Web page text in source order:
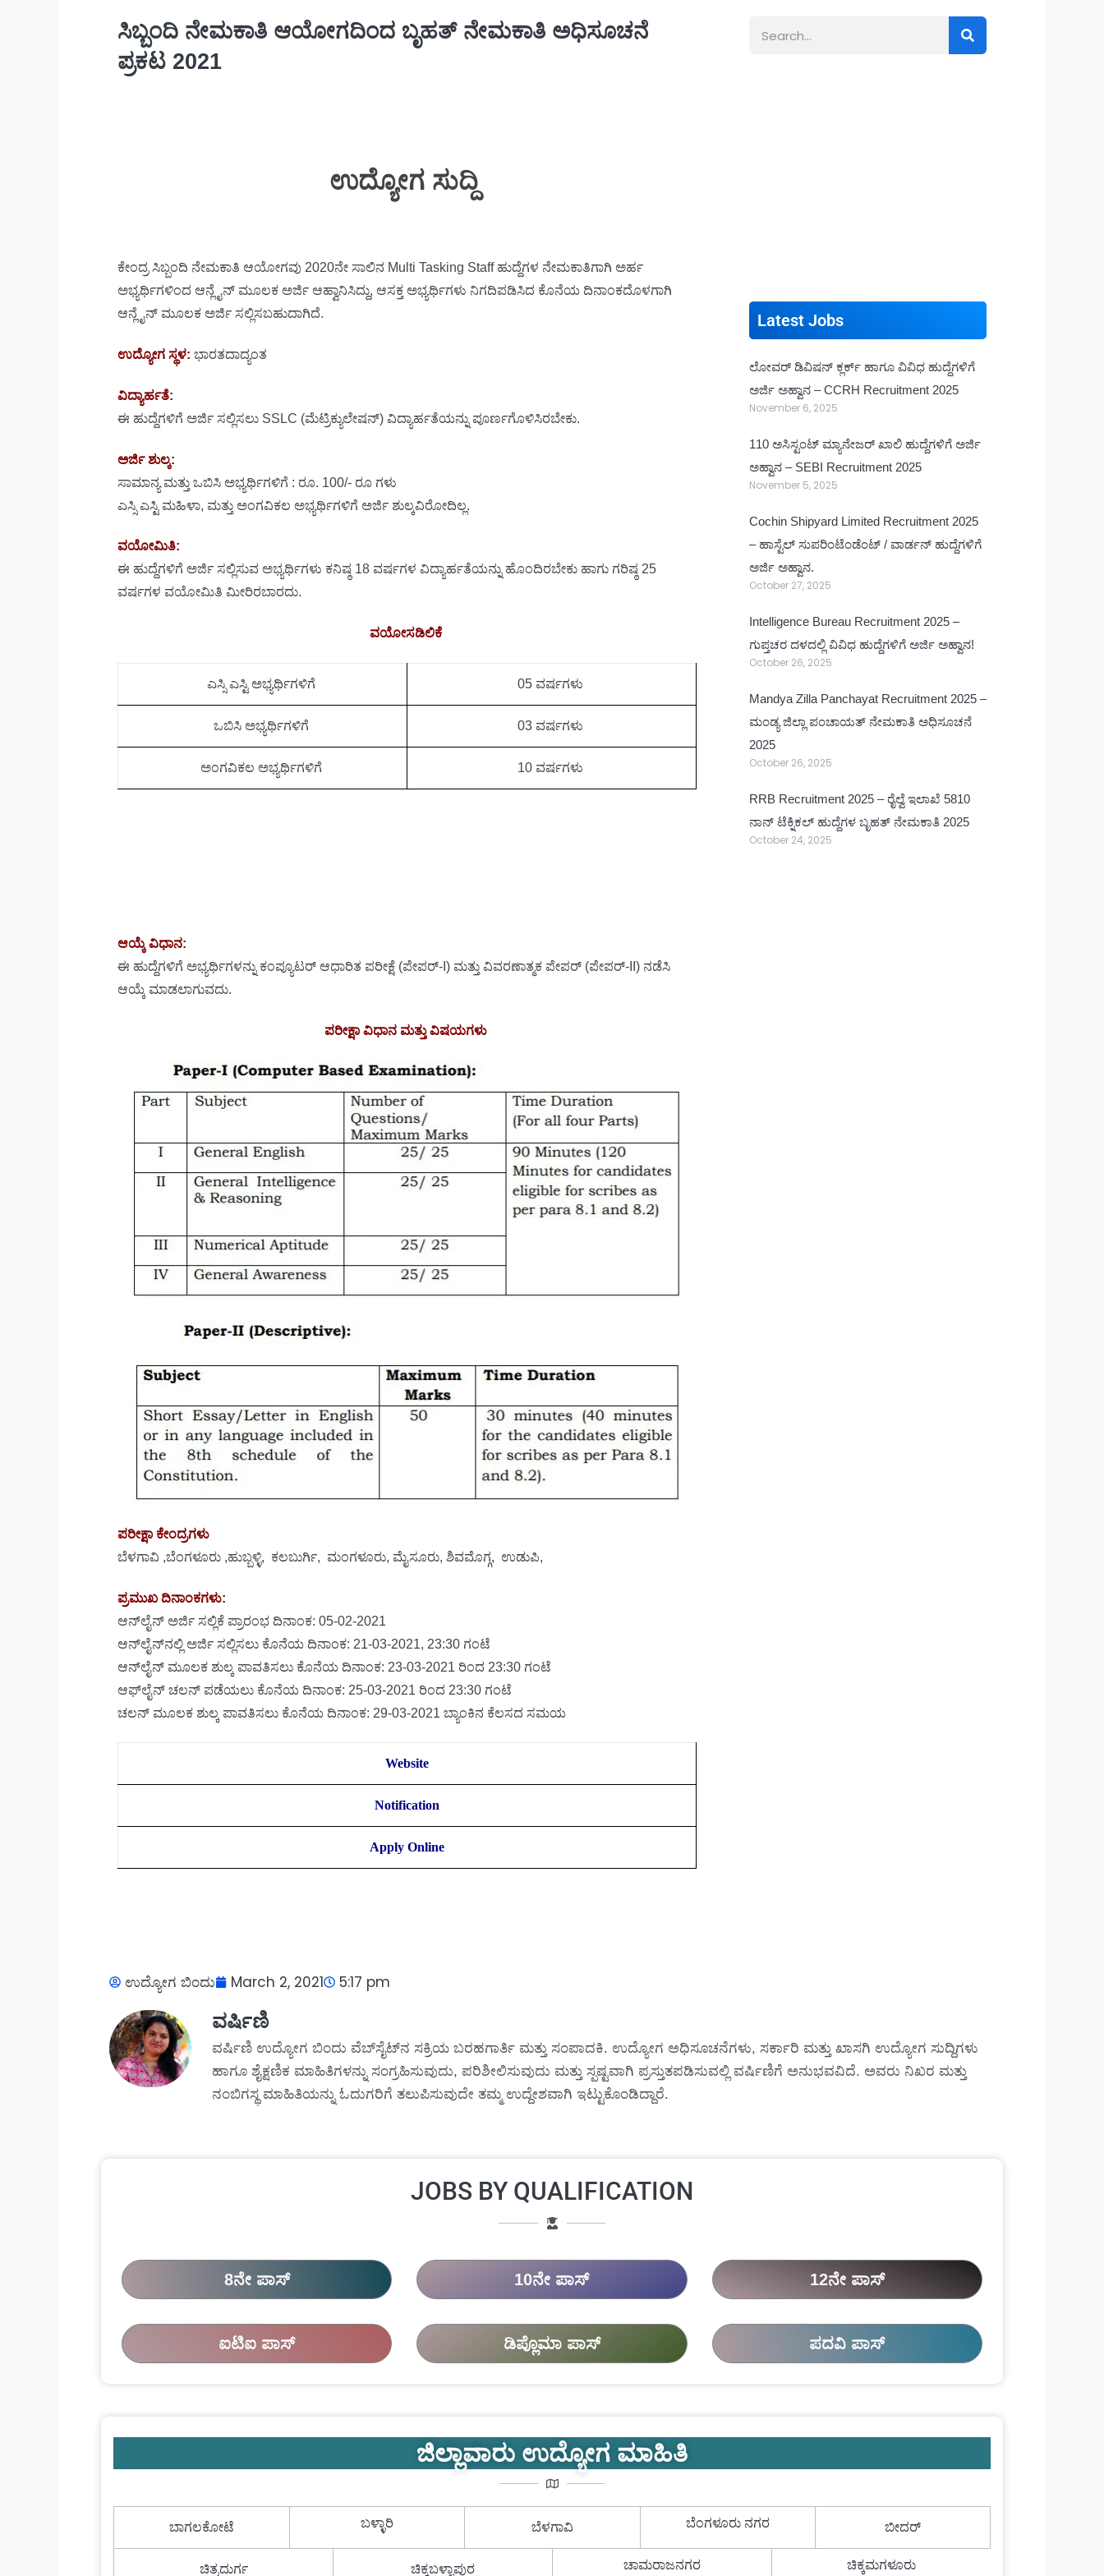
ಸಿಬ್ಬಂದಿ ನೇಮಕಾತಿ ಆಯೋಗದಿಂದ ಬೃಹತ್ ನೇಮಕಾತಿ ಅಧಿಸೂಚನೆ
ಪ್ರಕಟ 2021
ಉದ್ಯೋಗ ಸುದ್ದಿ
ಕೇಂದ್ರ ಸಿಬ್ಬಂದಿ ನೇಮಕಾತಿ ಆಯೋಗವು 2020ನೇ ಸಾಲಿನ Multi Tasking Staff ಹುದ್ದೆಗಳ ನೇಮಕಾತಿಗಾಗಿ ಅರ್ಹ
ಅಭ್ಯರ್ಥಿಗಳಿಂದ ಆನ್ಲೈನ್ ಮೂಲಕ ಅರ್ಜಿ ಆಹ್ವಾನಿಸಿದ್ದು, ಆಸಕ್ತ ಅಭ್ಯರ್ಥಿಗಳು ನಿಗದಿಪಡಿಸಿದ ಕೊನೆಯ ದಿನಾಂಕದೊಳಗಾಗಿ
ಆನ್ಲೈನ್ ಮೂಲಕ ಅರ್ಜಿ ಸಲ್ಲಿಸಬಹುದಾಗಿದೆ.
ಉದ್ಯೋಗ ಸ್ಥಳ: ಭಾರತದಾದ್ಯಂತ
ವಿದ್ಯಾರ್ಹತೆ:
ಈ ಹುದ್ದೆಗಳಿಗೆ ಅರ್ಜಿ ಸಲ್ಲಿಸಲು SSLC (ಮೆಟ್ರಿಕ್ಯುಲೇಷನ್) ವಿದ್ಯಾರ್ಹತೆಯನ್ನು ಪೂರ್ಣಗೊಳಿಸಿರಬೇಕು.
ಅರ್ಜಿ ಶುಲ್ಕ:
ಸಾಮಾನ್ಯ ಮತ್ತು ಒಬಿಸಿ ಅಭ್ಯರ್ಥಿಗಳಿಗೆ : ರೂ. 100/- ರೂ ಗಳು
ಎಸ್ಸಿ ಎಸ್ಟಿ ಮಹಿಳಾ, ಮತ್ತು ಅಂಗವಿಕಲ ಅಭ್ಯರ್ಥಿಗಳಿಗೆ ಅರ್ಜಿ ಶುಲ್ಕವಿರೋದಿಲ್ಲ.
ವಯೋಮಿತಿ:
ಈ ಹುದ್ದೆಗಳಿಗೆ ಅರ್ಜಿ ಸಲ್ಲಿಸುವ ಅಭ್ಯರ್ಥಿಗಳು ಕನಿಷ್ಠ 18 ವರ್ಷಗಳ ವಿದ್ಯಾರ್ಹತೆಯನ್ನು ಹೊಂದಿರಬೇಕು ಹಾಗು ಗರಿಷ್ಠ 25
ವರ್ಷಗಳ ವಯೋಮಿತಿ ಮೀರಿರಬಾರದು.
ವಯೋಸಡಿಲಿಕೆ
ಎಸ್ಸಿ ಎಸ್ಟಿ ಅಭ್ಯರ್ಥಿಗಳಿಗೆ 05 ವರ್ಷಗಳು
ಒಬಿಸಿ ಅಭ್ಯರ್ಥಿಗಳಿಗೆ 03 ವರ್ಷಗಳು
ಅಂಗವಿಕಲ ಅಭ್ಯರ್ಥಿಗಳಿಗೆ 10 ವರ್ಷಗಳು
ಆಯ್ಕೆ ವಿಧಾನ:
ಈ ಹುದ್ದೆಗಳಿಗೆ ಅಭ್ಯರ್ಥಿಗಳನ್ನು ಕಂಪ್ಯೂಟರ್ ಆಧಾರಿತ ಪರೀಕ್ಷೆ (ಪೇಪರ್-I) ಮತ್ತು ವಿವರಣಾತ್ಮಕ ಪೇಪರ್ (ಪೇಪರ್-II) ನಡೆಸಿ
ಆಯ್ಕೆ ಮಾಡಲಾಗುವದು.
ಪರೀಕ್ಷಾ ವಿಧಾನ ಮತ್ತು ವಿಷಯಗಳು
ಪರೀಕ್ಷಾ ಕೇಂದ್ರಗಳು
ಬೆಳಗಾವಿ ,ಬೆಂಗಳೂರು ,ಹುಬ್ಬಳ್ಳಿ, ಕಲಬುರ್ಗಿ, ಮಂಗಳೂರು, ಮೈಸೂರು, ಶಿವಮೊಗ್ಗ, ಉಡುಪಿ,
ಪ್ರಮುಖ ದಿನಾಂಕಗಳು:
ಆನ್‌ಲೈನ್‌ ಅರ್ಜಿ ಸಲ್ಲಿಕೆ ಪ್ರಾರಂಭ ದಿನಾಂಕ: 05-02-2021
ಆನ್‌ಲೈನ್‌ನಲ್ಲಿ ಅರ್ಜಿ ಸಲ್ಲಿಸಲು ಕೊನೆಯ ದಿನಾಂಕ: 21-03-2021, 23:30 ಗಂಟೆ
ಆನ್‌ಲೈನ್ ಮೂಲಕ ಶುಲ್ಕ ಪಾವತಿಸಲು ಕೊನೆಯ ದಿನಾಂಕ: 23-03-2021 ರಿಂದ 23:30 ಗಂಟೆ
ಆಫ್‌ಲೈನ್ ಚಲನ್ ಪಡೆಯಲು ಕೊನೆಯ ದಿನಾಂಕ: 25-03-2021 ರಿಂದ 23:30 ಗಂಟೆ
ಚಲನ್ ಮೂಲಕ ಶುಲ್ಕ ಪಾವತಿಸಲು ಕೊನೆಯ ದಿನಾಂಕ: 29-03-2021 ಬ್ಯಾಂಕಿನ ಕೆಲಸದ ಸಮಯ
Website
Notification
Apply Online
Search
Latest Jobs
ಲೋವರ್ ಡಿವಿಷನ್ ಕ್ಲರ್ಕ್ ಹಾಗೂ ವಿವಿಧ ಹುದ್ದೆಗಳಿಗೆ
ಅರ್ಜಿ ಅಹ್ವಾನ – CCRH Recruitment 2025
November 6, 2025
110 ಅಸಿಸ್ಟಂಟ್ ಮ್ಯಾನೇಜರ್ ಖಾಲಿ ಹುದ್ದೆಗಳಿಗೆ ಅರ್ಜಿ
ಅಹ್ವಾನ – SEBI Recruitment 2025
November 5, 2025
Cochin Shipyard Limited Recruitment 2025
– ಹಾಸ್ಟೆಲ್ ಸುಪರಿಂಟೆಂಡೆಂಟ್ / ವಾರ್ಡನ್ ಹುದ್ದೆಗಳಿಗೆ
ಅರ್ಜಿ ಅಹ್ವಾನ.
October 27, 2025
Intelligence Bureau Recruitment 2025 –
ಗುಪ್ತಚರ ದಳದಲ್ಲಿ ವಿವಿಧ ಹುದ್ದೆಗಳಿಗೆ ಅರ್ಜಿ ಅಹ್ವಾನ!
October 26, 2025
Mandya Zilla Panchayat Recruitment 2025 –
ಮಂಡ್ಯ ಜಿಲ್ಲಾ ಪಂಚಾಯತ್ ನೇಮಕಾತಿ ಅಧಿಸೂಚನೆ
2025
October 26, 2025
RRB Recruitment 2025 – ರೈಲ್ವೆ ಇಲಾಖೆ 5810
ನಾನ್ ಟೆಕ್ನಿಕಲ್ ಹುದ್ದೆಗಳ ಬೃಹತ್ ನೇಮಕಾತಿ 2025
October 24, 2025
ಉದ್ಯೋಗ ಬಿಂದು March 2, 2021 5:17 pm
ವರ್ಷಿಣಿ
ವರ್ಷಿಣಿ ಉದ್ಯೋಗ ಬಿಂದು ವೆಬ್‌ಸೈಟ್‌ನ ಸಕ್ರಿಯ ಬರಹಗಾರ್ತಿ ಮತ್ತು ಸಂಪಾದಕಿ. ಉದ್ಯೋಗ ಅಧಿಸೂಚನೆಗಳು, ಸರ್ಕಾರಿ ಮತ್ತು ಖಾಸಗಿ ಉದ್ಯೋಗ ಸುದ್ದಿಗಳು
ಹಾಗೂ ಶೈಕ್ಷಣಿಕ ಮಾಹಿತಿಗಳನ್ನು ಸಂಗ್ರಹಿಸುವುದು, ಪರಿಶೀಲಿಸುವುದು ಮತ್ತು ಸ್ಪಷ್ಟವಾಗಿ ಪ್ರಸ್ತುತಪಡಿಸುವಲ್ಲಿ ವರ್ಷಿಣಿಗೆ ಅನುಭವವಿದೆ. ಅವರು ನಿಖರ ಮತ್ತು
ನಂಬಿಗಸ್ಥ ಮಾಹಿತಿಯನ್ನು ಓದುಗರಿಗೆ ತಲುಪಿಸುವುದೇ ತಮ್ಮ ಉದ್ದೇಶವಾಗಿ ಇಟ್ಟುಕೊಂಡಿದ್ದಾರೆ.
JOBS BY QUALIFICATION
8ನೇ ಪಾಸ್ 10ನೇ ಪಾಸ್ 12ನೇ ಪಾಸ್
ಐಟಿಐ ಪಾಸ್ ಡಿಪ್ಲೊಮಾ ಪಾಸ್ ಪದವಿ ಪಾಸ್
ಜಿಲ್ಲಾವಾರು ಉದ್ಯೋಗ ಮಾಹಿತಿ
ಬಾಗಲಕೋಟೆ ಬಳ್ಳಾರಿ ಬೆಳಗಾವಿ ಬೆಂಗಳೂರು ನಗರ ಬೀದರ್
ಚಿತ್ರದುರ್ಗ ಚಿಕ್ಕಬಳ್ಳಾಪುರ ಚಾಮರಾಜನಗರ ಚಿಕ್ಕಮಗಳೂರು